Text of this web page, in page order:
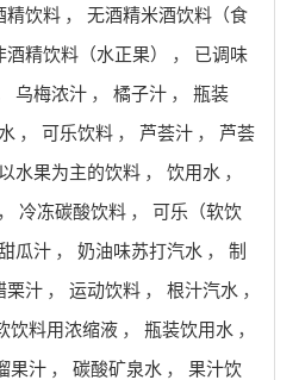
精饮料 ，
无酒精米酒饮料（食
精饮料（水正果） ，
已调味
乌梅浓汁 ， 橘子汁 ，
瓶装
， 可乐饮料 ， 芦荟汁 ，
芦荟
以水果为主的饮料 ， 饮用水 ，
， 冷冻碳酸饮料 ，
可乐（软饮
瓜汁 ， 奶油味苏打汽水 ，
制
栗汁 ， 运动饮料 ， 根汁汽水 ，
饮料用浓缩液 ， 瓶装饮用水 ，
果汁 ， 碳酸矿泉水 ，
果汁饮